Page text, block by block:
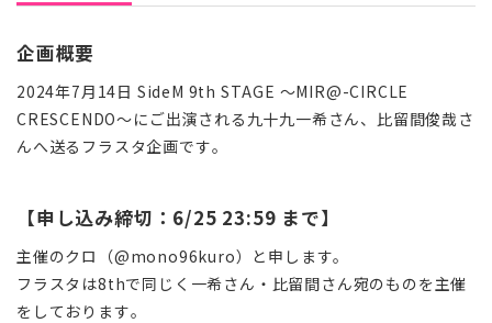
企画概要
2024年7月14日 SideM 9th STAGE ～MIR@-CIRCLE
CRESCENDO～にご出演される九十九一希さん、比留間俊哉さ
んへ送るフラスタ企画です。
【申し込み締切：6/25 23:59 まで】
主催のクロ（@mono96kuro）と申します。
フラスタは8thで同じく一希さん・比留間さん宛のものを主催
をしております。